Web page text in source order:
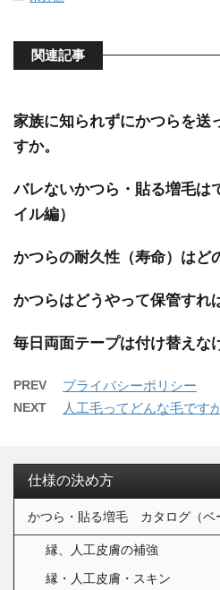
関連記事
家族に知られずにかつらを送
すか。
バレないかつら・貼る増毛は
イル編）
かつらの耐久性（寿命）はど
かつらはどうやって保管すれ
毎日両面テープは付け替えな
PREV プライバシーポリシー
NEXT 人工毛ってどんな毛ですか
仕様の決め方
かつら・貼る増毛 カタログ（ベ
縁、人工皮膚の補強
縁・人工皮膚・スキン